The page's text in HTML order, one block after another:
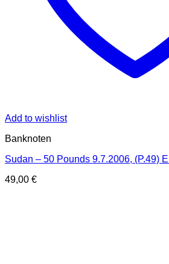
Add to wishlist
Banknoten
Sudan – 50 Pounds 9.7.2006, (P.49)
49,00 €